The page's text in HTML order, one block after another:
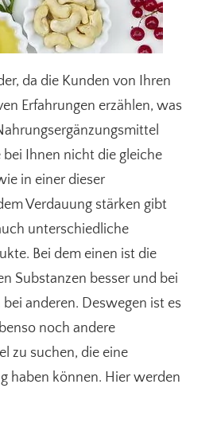
da die Kunden von Ihren
Erfahrungen erzählen, was
Ihnen nicht die gleiche
in einer dieser
Verdauung stärken gibt
unterschiedliche
Bei dem einen ist die
Substanzen besser und bei
anderen. Deswegen ist es
noch andere
zu suchen, die eine
haben können. Hier werden